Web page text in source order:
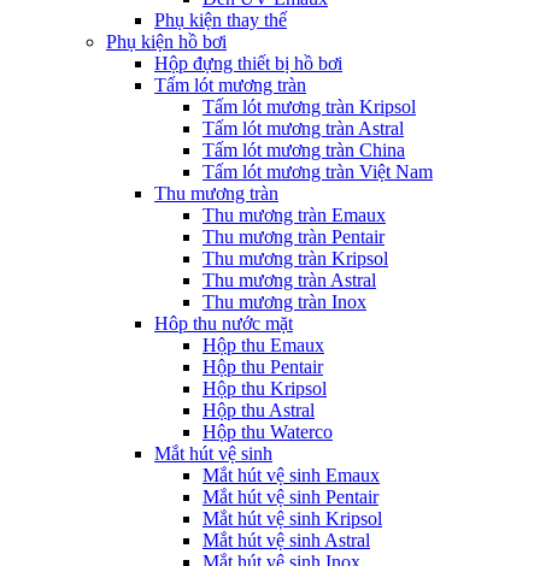
Phụ kiện thay thế
Phụ kiện hồ bơi
Hộp đựng thiết bị hồ bơi
Tấm lót mương tràn
Tấm lót mương tràn Kripsol
Tấm lót mương tràn Astral
Tấm lót mương tràn China
Tấm lót mương tràn Việt Nam
Thu mương tràn
Thu mương tràn Emaux
Thu mương tràn Pentair
Thu mương tràn Kripsol
Thu mương tràn Astral
Thu mương tràn Inox
Hôp thu nước mặt
Hộp thu Emaux
Hộp thu Pentair
Hộp thu Kripsol
Hộp thu Astral
Hộp thu Waterco
Mắt hút vệ sinh
Mắt hút vệ sinh Emaux
Mắt hút vệ sinh Pentair
Mắt hút vệ sinh Kripsol
Mắt hút vệ sinh Astral
Mắt hút vệ sinh Inox